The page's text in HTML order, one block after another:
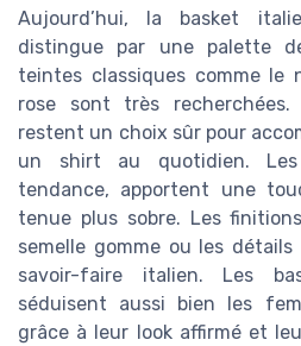
Aujourd’hui, la basket
distingue par une palette
teintes classiques comme le
rose sont très
restent un choix sûr pour
un shirt au quotidien.
tendance, apportent une
tenue plus sobre. Les
semelle gomme ou les
savoir-faire italien. Les
séduisent aussi bien les
grâce à leur look affirmé et